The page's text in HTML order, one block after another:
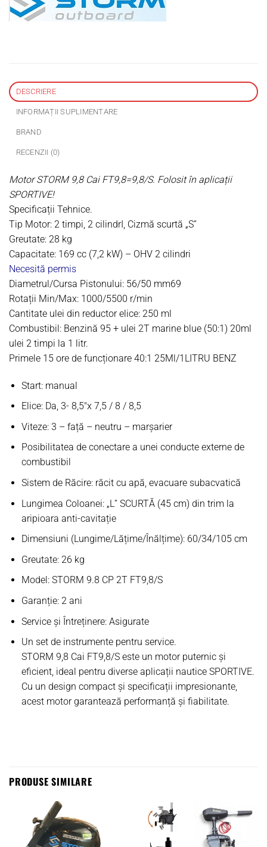
DESCRIERE
INFORMAȚII SUPLIMENTARE
BRAND
RECENZII (0)
Motor STORM 9,8 Cai FT9,8=9,8/S. Folosit în aplicații
SPORTIVE!
Specificații Tehnice.
Tip Motor: 2 timpi, 2 cilindrI, Cizmă scurtă „S”
Greutate: 28 kg
Capacitate: 169 cc (7,2 kW) – OHV 2 cilindri
Necesită permis
Diametrul/Cursa Pistonului: 56/50 mm69
Rotații Min/Max: 1000/5500 r/min
Cantitate ulei din reductor elice: 250 ml
Combustibil: Benzină 95 + ulei 2T marine blue (50:1) 20ml
ulei 2 timpi la 1 litr.
Primele 15 ore de funcționare 40:1 25Ml/1LITRU BENZ
Start: manual
Elice: Da, 3- 8,5″x 7,5 / 8 / 8,5
Viteze: 3 – față – neutru – marșarier
Posibilitatea de conectare a unei conducte externe de
combustibil
Sistem de Răcire: răcit cu apă, evacuare subacvatică
Lungimea Coloanei: „L” SCURTĂ (45 cm) din trim la
aripioara anti-cavitație
Dimensiuni (Lungime/Lățime/Înălțime): 60/34/105 cm
Greutate: 26 kg
Model : STORM 9.8 CP 2T FT9,8/S
Garanție: 2 ani
Service și Întreținere: Asigurate
Un set de instrumente pentru service.
STORM 9,8 Cai FT9,8/S este un motor puternic și
eficient, ideal pentru diverse aplicații nautice SPORTIVE.
Cu un design compact și specificații impresionante,
acest motor garantează performanță și fiabilitate.
PRODUSE SIMILARE